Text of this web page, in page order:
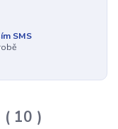
SMS
10